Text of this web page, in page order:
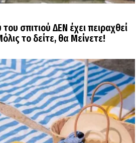
σπιτιού ΔΕΝ έχει πειραχθεί
το δείτε, θα Μείνετε!